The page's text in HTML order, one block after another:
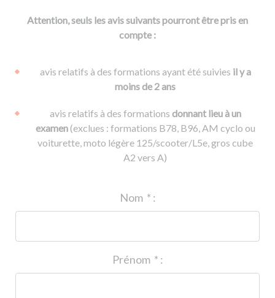
Attention, seuls les avis suivants pourront être pris en
compte :
avis relatifs à des formations ayant été suivies il y a
moins de 2 ans
avis relatifs à des formations donnant lieu à un
examen(exclues : formations B78, B96, AM cyclo ou
voiturette, moto légère 125/scooter/L5e, gros cube
A2 vers A)
* :
* :